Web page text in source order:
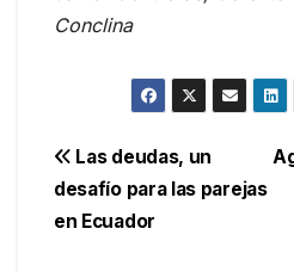
Conclina
Navegación
de
Las deudas, un
desafío para las parejas
en Ecuador